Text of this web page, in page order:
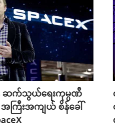
ဆက်သွယ်ရေးကုမ္ပဏီ
ကြီးအကျယ် စိန်ခေါ်